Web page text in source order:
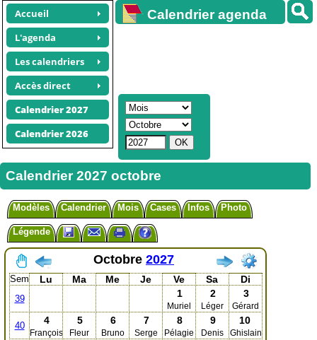
Accueil
L'agenda
Les calendriers
Accès direct
Calendrier 2027
Calendrier 2026
Calendrier agenda
Calendrier 2027 octobre
Modèles Calendrier Mois Cases Infos Photo
Légende
Octobre 2027
Sem Lu Ma Me Je Ve Sa Di
39 1
Muriel
2
Léger
3
Gérard
40 4
François
5
Fleur
6
Bruno
7
Serge
8
Pélagie
9
Denis
10
Ghislain